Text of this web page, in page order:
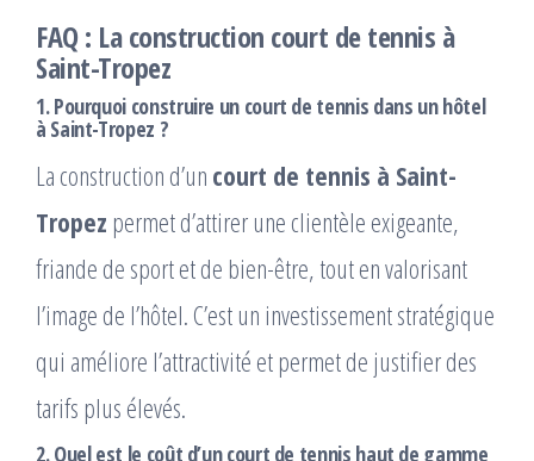
FAQ : La construction court de tennis à
Saint-Tropez
1. Pourquoi construire un court de tennis dans un hôtel
à Saint-Tropez ?
La construction d’un court de tennis à Saint-
Tropez permet d’attirer une clientèle exigeante,
friande de sport et de bien-être, tout en valorisant
l’image de l’hôtel. C’est un investissement stratégique
qui améliore l’attractivité et permet de justifier des
tarifs plus élevés.
2. Quel est le coût d’un court de tennis haut de gamme